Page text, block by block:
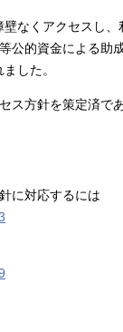
なくアクセスし
公的資金による助
した。
ス方針を策定済で
に対応するには